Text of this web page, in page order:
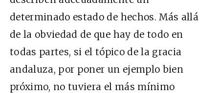
determinado estado de hechos. Más allá
de la obviedad de que hay de todo en
todas partes, si el tópico de la gracia
andaluza, por poner un ejemplo bien
próximo, no tuviera el más mínimo